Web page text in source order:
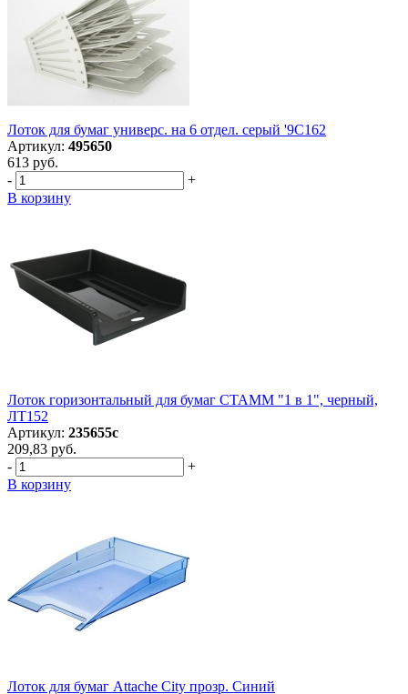
Лоток для бумаг универс. на 6 отдел. серый '9С162
Артикул: 495650
613 руб.
-
+
В корзину
Лоток горизонтальный для бумаг СТАММ "1 в 1", черный,
ЛТ152
Артикул: 235655с
209,83 руб.
-
+
В корзину
Лоток для бумаг Attache City прозр. Синий